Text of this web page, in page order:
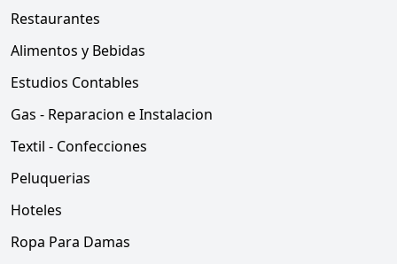
Restaurantes
Alimentos y Bebidas
Estudios Contables
Gas - Reparacion e Instalacion
Textil - Confecciones
Peluquerias
Hoteles
Ropa Para Damas